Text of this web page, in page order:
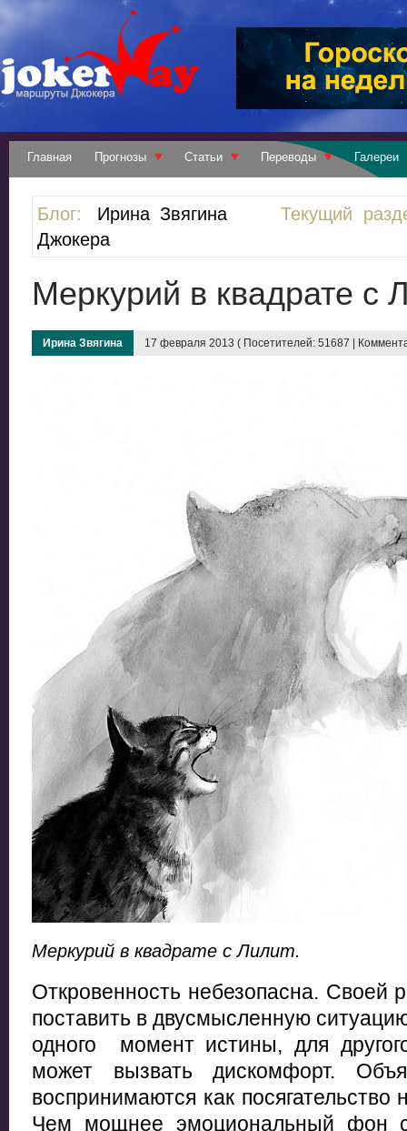
Главная Прогнозы Статьи Переводы Галереи
Блог: Ирина Звягина
Текущий
Джокера
Меркурий в квадрате с
Ирина Звягина 17 февраля 2013 ( Посетителей: 51687 |
Меркурий в квадрате с Лилит.
Откровенность небезопасна. Своей
поставить в двусмысленную
одного момент истины, для
может вызвать дискомфорт.
воспринимаются как
Чем мощнее эмоциональный фон